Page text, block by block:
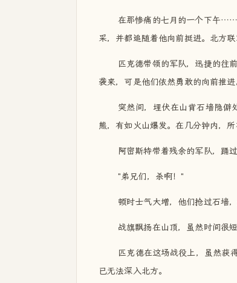
在那惨痛的七月的一个下午
采，并都追随着他向前挺进。北方
匹克德带领的军队，迅捷的
袭来，可是他们依然勇敢的向前推进
突然间，埋伏在山背石墙隐僻
熊，有如火山爆发。在几分钟内，
阿密斯特带着残余的军队，踊
"弟兄们，杀啊！"
顿时士气大增，他们抢过石墙
战旗飘扬在山顶，虽然时间很
匹克德在这场战役上，虽然获
已无法深入北方。